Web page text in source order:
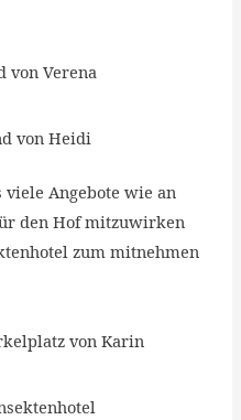
von Verena
von Heidi
Angebote wie an
den Hof mitzuwirken
zum mitnehmen
von Karin